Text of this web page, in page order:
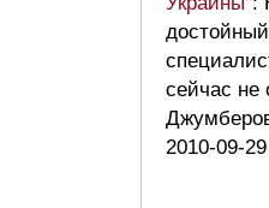
сейчас не
2010-09-